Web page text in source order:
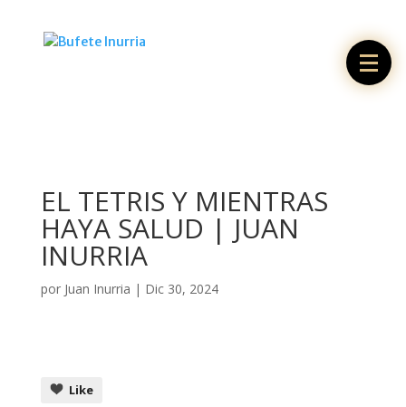
EL TETRIS Y MIENTRAS
HAYA SALUD | JUAN
INURRIA
por Juan Inurria | Dic 30, 2024
Like